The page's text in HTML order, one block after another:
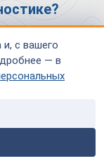
с вашего
— в
contacts
очаги,
нарушения